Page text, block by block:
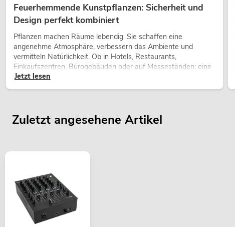
Feuerhemmende Kunstpflanzen: Sicherheit und
Design perfekt kombiniert
Pflanzen machen Räume lebendig. Sie schaffen eine
angenehme Atmosphäre, verbessern das Ambiente und
vermitteln Natürlichkeit. Ob in Hotels, Restaurants,
Einkaufszentren, Bürogebäuden oder auf Messeständen: eine
hochwertige Begrünung gehört heute längst zum modernen
Raumkonzept.
Jetzt lesen
Zuletzt angesehene Artikel